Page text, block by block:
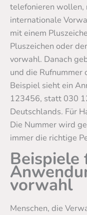
telefonieren wollen,
internationale
mit einem
Pluszeichen oder
vorwahl. Danach
und die Rufnummer
Beispiel sieht ein
123456, statt 030
Deutschlands. Für
Die Nummer wird
immer die richtige
vorwahl
Menschen, die